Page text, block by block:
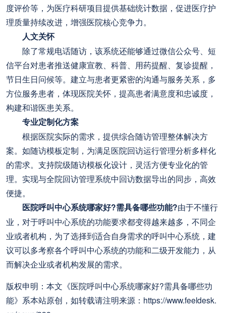
度评价等，为医疗科研项目提供基础统计数据，促进医疗护
理质量持续改进，增强医院核心竞争力。
人文关怀
除了常规电话随访，该系统还能够通过微信公众号、短
信平台对患者推送健康宣教、科普、用药提醒、复诊提醒，
节日生日问候等。建立与患者更紧密的沟通与服务关系，多
方位服务患者，体现医院关怀，提高患者满意度和忠诚度，
构建和谐医患关系。
专业定制化方案
根据医院实际的需求，提供综合随访管理整体解决方
案。如随访模板定制，为满足医院回访运行管理分析多样化
的需求。支持院级随访模板化设计，灵活方便专业化的管
理。实现与全院回访管理系统中回访数据导出的同步，高效
便捷。
医院呼叫中心系统哪家好?需具备哪些功能?由于不懂行
业，对于呼叫中心系统的功能要求都变得越来越多，不同企
业或者机构，为了选择到适合自身需求的呼叫中心系统，建
议可以多考察各个呼叫中心系统的功能和二级开发能力，从
而解决企业或者机构发展的需求。
版权申明：本文《医院呼叫中心系统哪家好?需具备哪些功
能》系本站原创，如转载请注明来源：https://www.feeldesk.